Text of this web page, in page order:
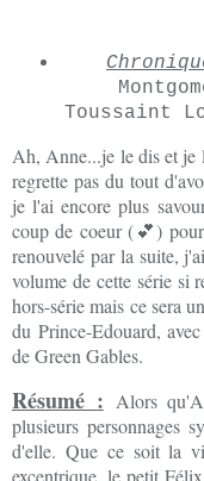
Toussaint
Ah, Anne...je le dis et je
regrette pas du tout
je l'ai encore plus
coup de coeur (💕)
renouvelé par la suite,
volume de cette série si
hors-série mais ce sera
du Prince-Edouard,
de Green Gables.
Résumé : Alors
plusieurs personnages
d'elle. Que ce soit la
excentrique, le petit